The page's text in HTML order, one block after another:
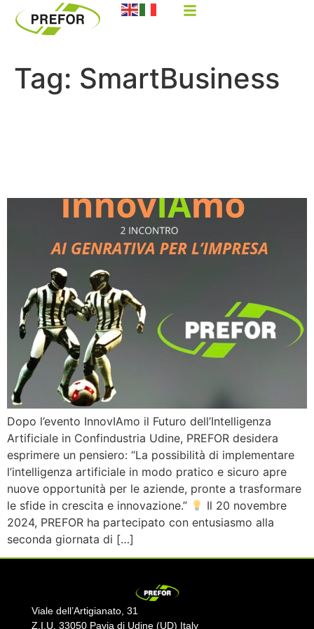
Tag: SmartBusiness
Dopo l’evento InnovIAmo il Futuro dell’Intelligenza
Artificiale in Confindustria Udine, PREFOR desidera
esprimere un pensiero: “La possibilità di implementare
l’intelligenza artificiale in modo pratico e sicuro apre
nuove opportunità per le aziende, pronte a trasformare
le sfide in crescita e innovazione.”
Il 20 novembre
2024, PREFOR ha partecipato con entusiasmo alla
seconda giornata di […]
Viale dell’Artigianato, 31
Z.I.U. 33050 Pavia di Udine (UD) Italy